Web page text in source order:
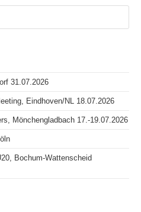
31.07.2026
Eindhoven/NL 18.07.2026
Mönchengladbach 17.-19.07.2026
Bochum-Wattenscheid